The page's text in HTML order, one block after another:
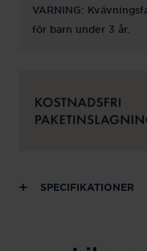
VARNING:
för barn under 3 år.
SPECIFIKATIONER